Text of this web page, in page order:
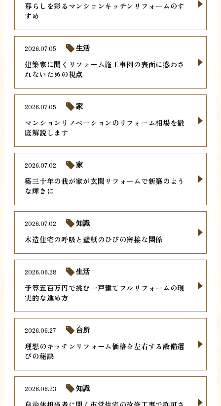
暮らしを彩るマンションキッチンリフォームのす
すめ
建築家に聞くリフォーム施工事例の表面に惑わさ
れないための視点
2026.07.05 生活
マンションリノベーションのリフォーム相場を徹
底解説します
2026.07.05 家
築三十年の我が家が玄関リフォームで新築のよう
な輝きに
2026.07.02 家
木造住宅の呼吸と壁紙のひびの密接な関係
2026.07.02 知識
予算五百万円で挑む一戸建てフルリフォームの現
実的な進め方
2026.06.28 生活
理想のキッチンリフォーム価格を左右する設備選
びの秘訣
2026.06.27 台所
2026.06.23 知識